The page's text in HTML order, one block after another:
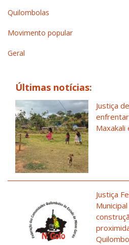
Quilombolas
Movimento popular
Geral
Últimas notícias:
Justiça
Maxakali
Justiça